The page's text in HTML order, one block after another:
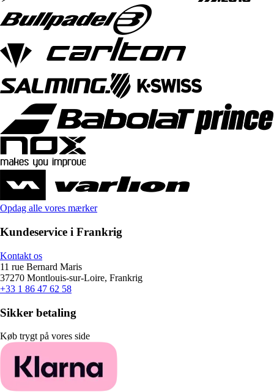
Opdag alle vores mærker
Kundeservice i Frankrig
Kontakt os
11 rue Bernard Maris
37270 Montlouis-sur-Loire, Frankrig
+33 1 86 47 62 58
Sikker betaling
Køb trygt på vores side